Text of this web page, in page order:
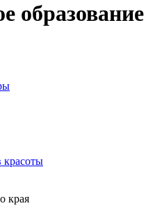
образование
красоты
края